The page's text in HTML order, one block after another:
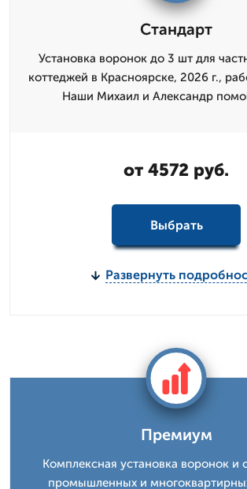
Стандарт
Установка воронок до 3 шт для
коттеджей в Красноярске, 2026 г.,
Наши Михаил и Александр
от 4572 руб.
Выбрать
Развернуть
Премиум
Комплексная установка воронок и
промышленных и